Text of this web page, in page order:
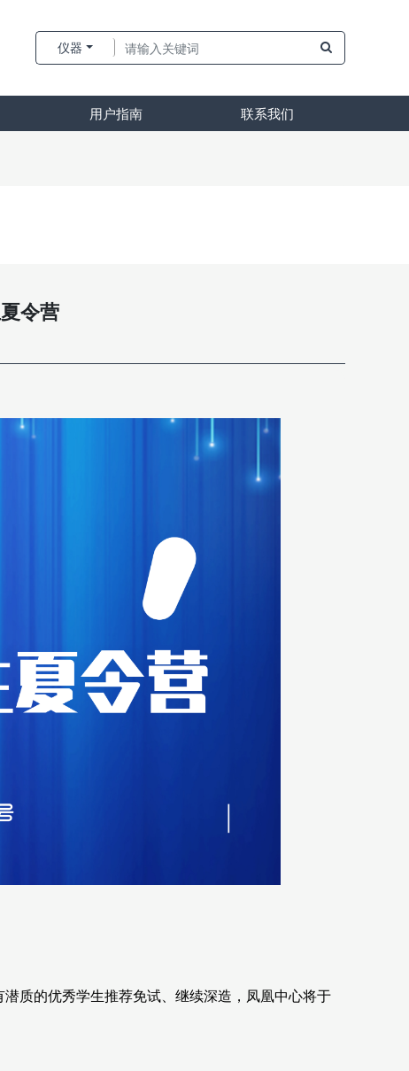
仪器
用户指南 联系我们
令营